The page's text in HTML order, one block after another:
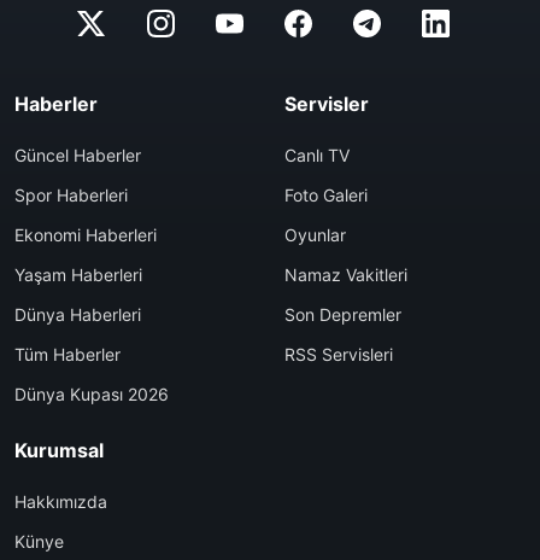
Haberler
Güncel Haberler
Spor Haberleri
Ekonomi Haberleri
Yaşam Haberleri
Dünya Haberleri
Tüm Haberler
Dünya Kupası 2026
Servisler
Canlı TV
Foto Galeri
Oyunlar
Namaz Vakitleri
Son Depremler
RSS Servisleri
Kurumsal
Hakkımızda
Künye